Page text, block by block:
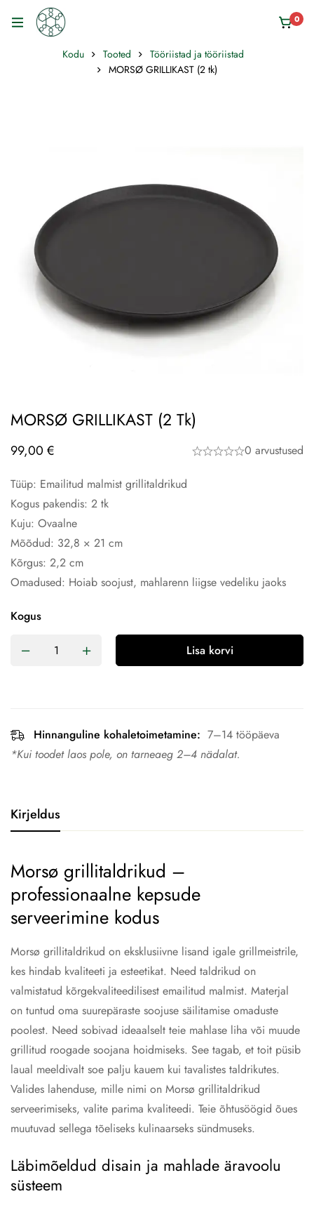
0
Kodu Tooted
Tööriistad ja tööriistad
MORSØ GRILLIKAST (2 tk)
MORSØ GRILLIKAST (2 Tk)
99,00 € 0 arvustused
Tüüp: Emailitud malmist grillitaldrikud
Kogus pakendis: 2 tk
Kuju: Ovaalne
Mõõdud: 32,8 × 21 cm
Kõrgus: 2,2 cm
Omadused: Hoiab soojust, mahlarenn liigse vedeliku jaoks
Kogus
Lisa korvi
Hinnanguline kohaletoimetamine: 7–14 tööpäeva
*Kui toodet laos pole, on tarneaeg 2–4 nädalat.
Kirjeldus
Morsø grillitaldrikud –
professionaalne kepsude
serveerimine kodus
Morsø grillitaldrikud on eksklusiivne lisand igale grillmeistrile,
kes hindab kvaliteeti ja esteetikat. Need taldrikud on
valmistatud kõrgekvaliteedilisest emailitud malmist. Materjal
on tuntud oma suurepäraste soojuse säilitamise omaduste
poolest. Need sobivad ideaalselt teie mahlase liha või muude
grillitud roogade soojana hoidmiseks. See tagab, et toit püsib
laual meeldivalt soe palju kauem kui tavalistes taldrikutes.
Valides lahenduse, mille nimi on Morsø grillitaldrikud
serveerimiseks, valite parima kvaliteedi. Teie õhtusöögid õues
muutuvad sellega tõeliseks kulinaarseks sündmuseks.
Läbimõeldud disain ja mahlade äravoolu
süsteem